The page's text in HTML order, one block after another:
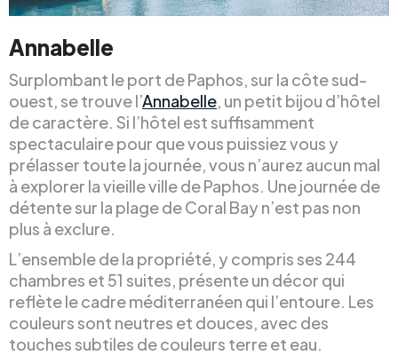
Annabelle
Surplombant le port de Paphos, sur la côte sud-
ouest, se trouve l’Annabelle, un petit bijou d’hôtel
de caractère. Si l’hôtel est suffisamment
spectaculaire pour que vous puissiez vous y
prélasser toute la journée, vous n’aurez aucun mal
à explorer la vieille ville de Paphos. Une journée de
détente sur la plage de Coral Bay n’est pas non
plus à exclure.
L’ensemble de la propriété, y compris ses 244
chambres et 51 suites, présente un décor qui
reflète le cadre méditerranéen qui l’entoure. Les
couleurs sont neutres et douces, avec des
touches subtiles de couleurs terre et eau.